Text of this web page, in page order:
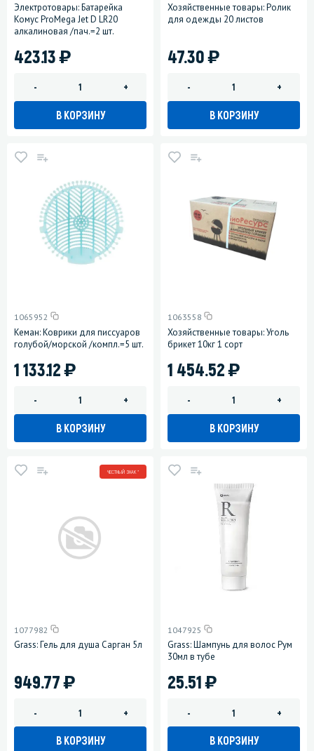
Электротовары: Батарейка
Комус ProMega Jet D LR20
алкалиновая /пач.=2 шт.
423.13)
- +
В КОРЗИНУ
Хозяйственные товары: Ролик
для одежды 20 листов
47.30)
- +
В КОРЗИНУ
1065952
Кеман: Коврики для писсуаров
голубой/морской /компл.=5 шт.
1 133.12)
- +
В КОРЗИНУ
1063558
Хозяйственные товары: Уголь
брикет 10кг 1 сорт
1 454.52)
- +
В КОРЗИНУ
ЧЕСТНЫЙ ЗНАК *
1077982
Grass: Гель для душа Сарган 5л
949.77)
- +
В КОРЗИНУ
1047925
Grass: Шампунь для волос Рум
30мл в тубе
25.51)
- +
В КОРЗИНУ